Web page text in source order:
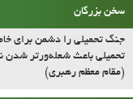
سخن بزرگان
جنگ تحمیلی را دشمن برای
تحمیلی باعث شعله‌ورتر شدن
(مقام معظم رهبری)